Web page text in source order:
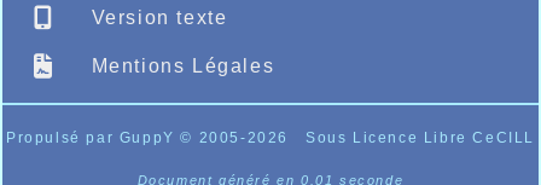
Version texte
Mentions Légales
Propulsé par GuppY© 2005-2026 Sous Licence Libre CeCILL
Document généré en 0.01 seconde